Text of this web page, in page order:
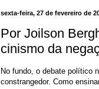
sexta-feira, 27 de fevereiro de
Por Joilson
cinismo da
No fundo, o debate político
constrangedor. Como